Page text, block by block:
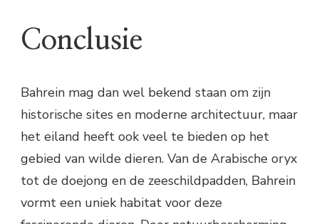
Conclusie
Bahrein mag dan wel bekend staan om zijn
historische sites en moderne architectuur, maar
het eiland heeft ook veel te bieden op het
gebied van wilde dieren. Van de Arabische oryx
tot de doejong en de zeeschildpadden, Bahrein
vormt een uniek habitat voor deze